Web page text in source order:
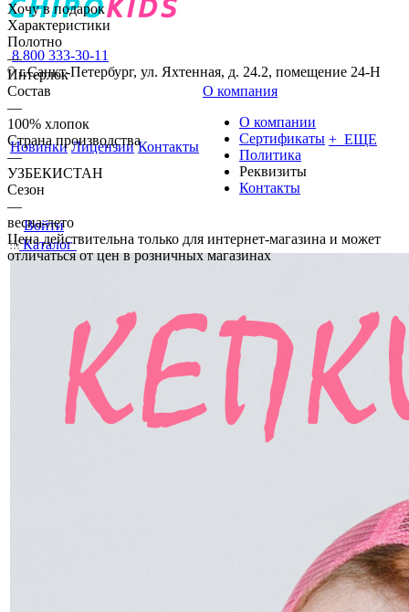
8 800 333-30-11
г.Санкт-Петербург, ул. Яхтенная, д. 24.2, помещение 24-Н
Новинки Лицензии Контакты
О компания
О компании
Сертификаты
Политика
Реквизиты
Контакты
+ ЕЩЕ
Войти
Каталог
Хочу в подарок
Характеристики
Полотно
—
Интерлок
Состав
—
100% хлопок
Страна производства
—
УЗБЕКИСТАН
Сезон
—
весна-лето
Цена действительна только для интернет-магазина и может
отличаться от цен в розничных магазинах